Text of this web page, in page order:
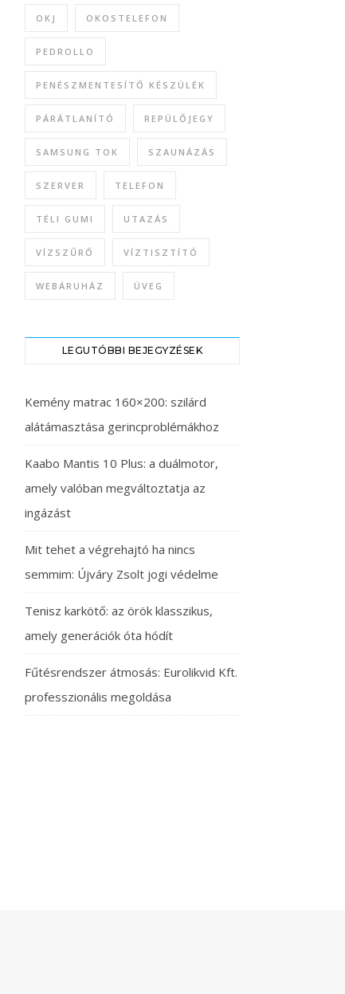
OKJ OKOSTELEFON
PEDROLLO
PENÉSZMENTESÍTŐ KÉSZÜLÉK
PÁRÁTLANÍTÓ REPÜLŐJEGY
SAMSUNG TOK SZAUNÁZÁS
SZERVER TELEFON
TÉLI GUMI UTAZÁS
VÍZSZŰRŐ VÍZTISZTÍTÓ
WEBÁRUHÁZ ÜVEG
LEGUTÓBBI BEJEGYZÉSEK
Kemény matrac 160×200: szilárd
alátámasztása gerincproblémákhoz
Kaabo Mantis 10 Plus: a duálmotor,
amely valóban megváltoztatja az
ingázást
Mit tehet a végrehajtó ha nincs
semmim: Újváry Zsolt jogi védelme
Tenisz karkötő: az örök klasszikus,
amely generációk óta hódít
Fűtésrendszer átmosás: Eurolikvid Kft.
professzionális megoldása